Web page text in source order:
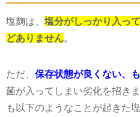
塩麹は、 塩分がしっかり入っ
どありません
ただ、 保存状態が良くない、
菌が入ってしまい劣化を招き
も以下のようなことが起きた